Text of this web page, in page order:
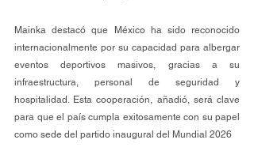
Mainka destacó que México ha sido reconocido
internacionalmente por su capacidad para albergar
eventos deportivos masivos, gracias a su
infraestructura, personal de seguridad y
hospitalidad. Esta cooperación, añadió, será clave
para que el país cumpla exitosamente con su papel
como sede del partido inaugural del Mundial 2026